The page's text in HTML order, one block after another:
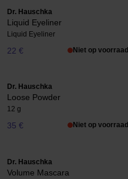
Dr. Hauschka
Liquid Eyeliner
Liquid Eyeliner
22 € Niet op voorraad
Dr. Hauschka
Loose Powder
12 g
35 € Niet op voorraad
Dr. Hauschka
Volume Mascara